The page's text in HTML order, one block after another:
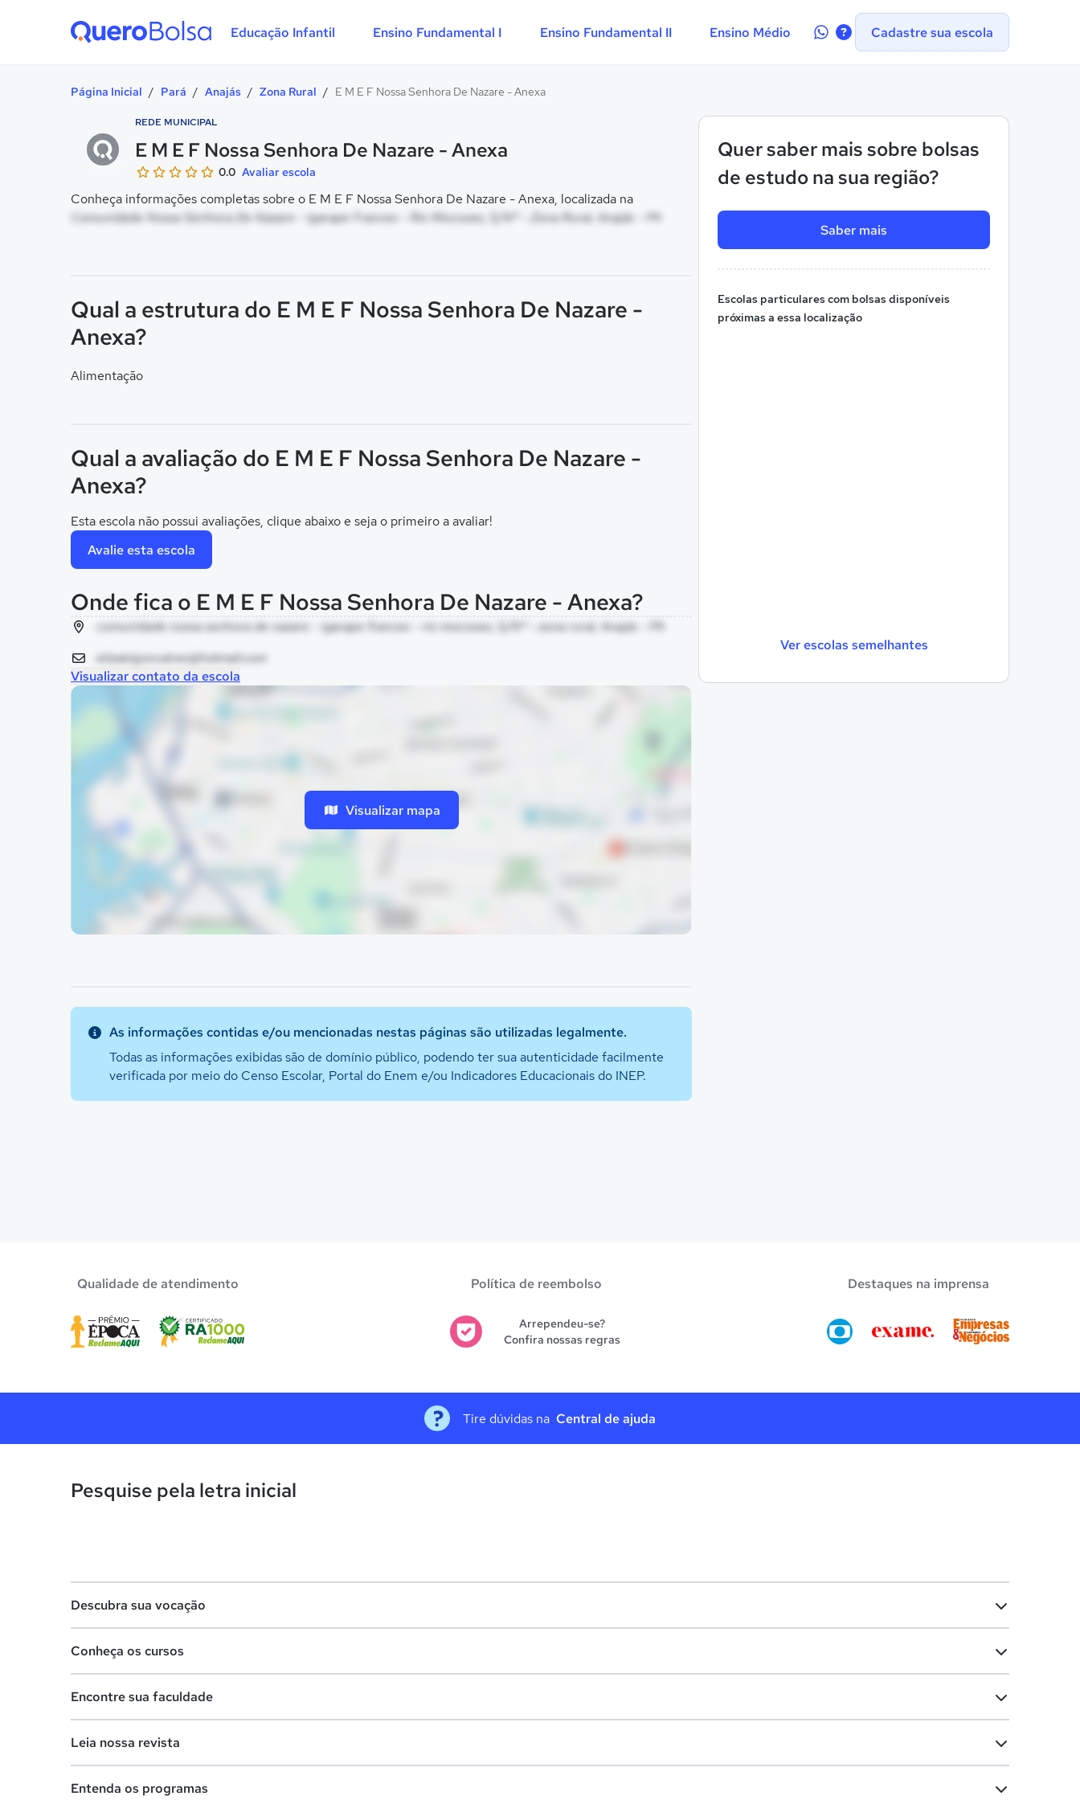
Educação Infantil Ensino Fundamental I Ensino Fundamental II Ensino Médio
Contate-Cadastre sua escola
Página Inicial / Pará / Anajás / Zona Rural / E M E F Nossa Senhora De Nazare - Anexa
REDE MUNICIPAL
E M E F Nossa Senhora De Nazare - Anexa
0.0 Avaliar escola
Conheça informações completas sobre o E M E F Nossa Senhora De Nazare - Anexa, localizada na
Comunidade Nossa Senhora De Nazare - Igarape Frances - Rio Mocooes, S/Nº - Zona Rural, Anajás - PA
Quer saber mais sobre bolsas
de estudo na sua região?
Saber mais
Escolas particulares com bolsas disponíveis
próximas a essa localização
Ver escolas semelhantes
Qual a estrutura do E M E F Nossa Senhora De Nazare -
Anexa?
Alimentação
Qual a avaliação do E M E F Nossa Senhora De Nazare -
Anexa?
Esta escola não possui avaliações, clique abaixo e seja o primeiro a avaliar!
Avalie esta escola
Onde fica o E M E F Nossa Senhora De Nazare - Anexa?
comunidade nossa senhora de nazare - igarape frances - rio mocooes, S/Nº - zona rural, Anajás - PA
elizaelgoncalves@hotmail.com
Visualizar contato da escola
Visualizar mapa
As informações contidas e/ou mencionadas nestas páginas são utilizadas legalmente.
Todas as informações exibidas são de domínio público, podendo ter sua autenticidade facilmente
verificada por meio do Censo Escolar, Portal do Enem e/ou Indicadores Educacionais do INEP.
Qualidade de atendimento Política de reembolso
Arrependeu-se?
Confira nossas regras
Destaques na imprensa
Tire dúvidas na Central de ajuda
Pesquise pela letra inicial
Descubra sua vocação
Lista de profissões
Conheça os cursos
Cursos de graduação
Encontre sua faculdade
Faculdades na sua cidade
Leia nossa revista
Entenda os programas